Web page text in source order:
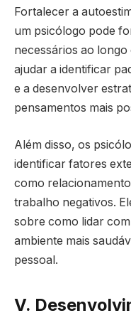
Fortalecer a
um psicólogo pode
necessários ao longo
ajudar a identificar
e a desenvolver
pensamentos mais
Além disso, os
identificar fatores
como
trabalho negativos.
sobre como lidar
ambiente mais
pessoal.
V.